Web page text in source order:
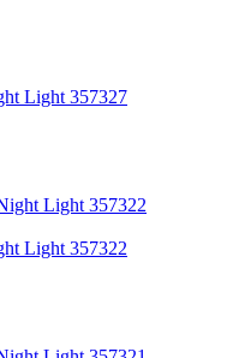
Light 357327
Light 357322